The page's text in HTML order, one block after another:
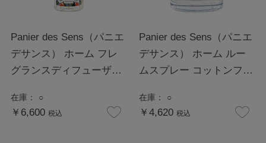
Panier des Sens（パニエ
デサンス） ホーム フレ
グランスディフューザー
在庫： ○
￥6,600 税込
Panier des Sens（パニエ
デサンス） ホーム ルー
ムスプレー コットンフラ
在庫： ○
￥4,620 税込